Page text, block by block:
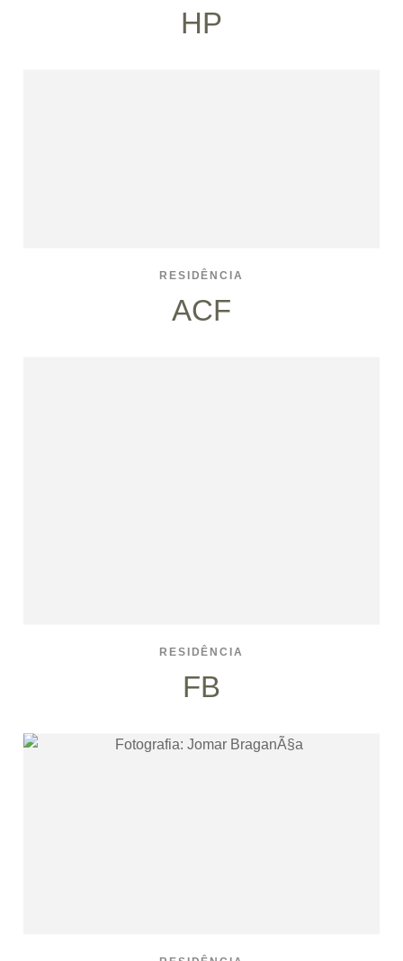
HP
RESIDÊNCIA
ACF
RESIDÊNCIA
FB